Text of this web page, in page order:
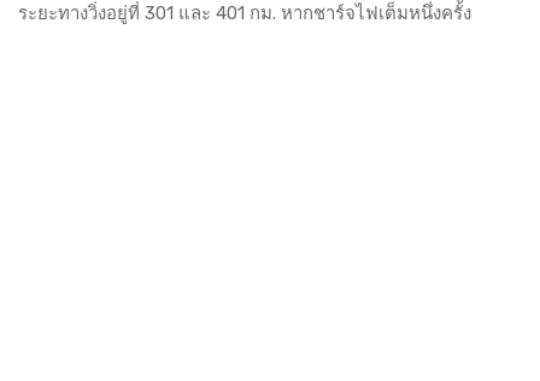
ระยะทางวิ่งอยู่ที่ 301 และ 401 กม. หากชาร์จไฟเต็มหนึ่งครั้ง